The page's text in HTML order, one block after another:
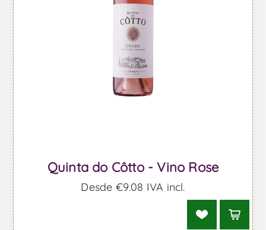
Quinta do Côtto - Vino Rose
Desde €9,08 IVA incl.